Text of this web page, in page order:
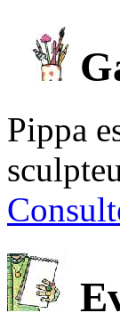
Pippa